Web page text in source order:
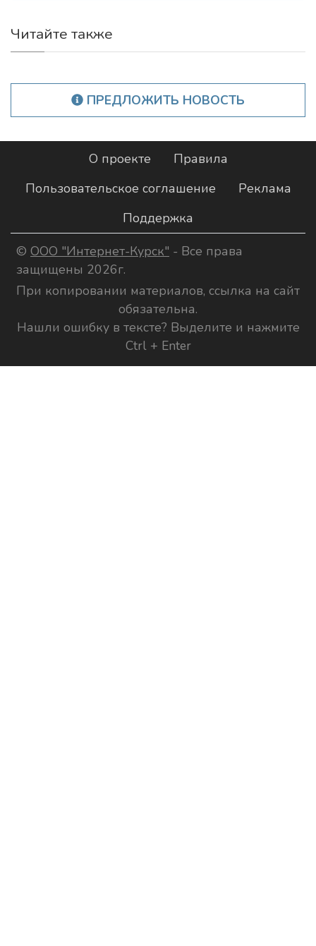
Читайте также
ПРЕДЛОЖИТЬ НОВОСТЬ
О проекте
Правила
Пользовательское соглашение
Реклама
Поддержка
© ООО "Интернет-Курск" - Все права
защищены 2026г.
При копировании материалов, ссылка на сайт
обязательна.
Нашли ошибку в тексте? Выделите и нажмите
Ctrl + Enter